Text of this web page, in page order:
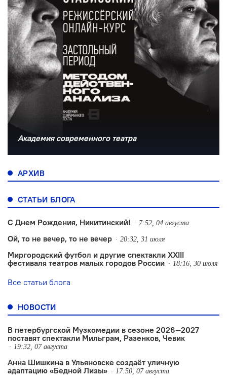
Академия современного театра
АРХИВ
СТАТЬИ БЛОГА
С Днем Рождения, Никитинский! 7:52, 04 августа
Ой, то не вечер, то не вечер 20:32, 31 июля
Миргородский футбол и другие спектакли XXIII
фестиваля театров малых городов России
18:16, 30 июля
Все статьи блога
НОВОСТИ
В петербургской Музкомедии в сезоне 2026—2027
поставят спектакли Мильграм, Разенков, Чевик
19:32, 07 августа
Анна Шишкина в Ульяновске создаëт уличную
адаптацию «Бедной Лизы»
17:50, 07 августа